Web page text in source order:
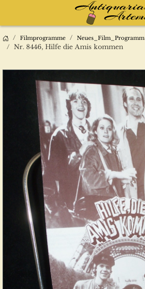
Filmprogramme Neues_Film_Programm
Nr. 8446, Hilfe die Amis kommen